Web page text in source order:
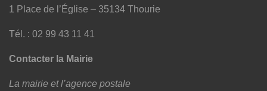
1 Place de l’Église – 35134 Thourie
Tél. : 02 99 43 11 41
Contacter la Mairie
La mairie et l’agence postale